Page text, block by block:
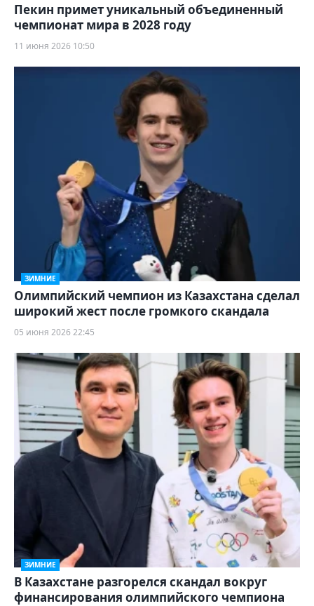
Пекин примет уникальный объединенный
чемпионат мира в 2028 году
11 июня 2026 10:50
ЗИМНИЕ
Олимпийский чемпион из Казахстана сделал
широкий жест после громкого скандала
05 июня 2026 22:45
ЗИМНИЕ
В Казахстане разгорелся скандал вокруг
финансирования олимпийского чемпиона